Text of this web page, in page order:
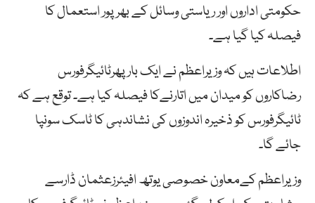
حکومتی اداروں اور ریاستی وسائل کے بھرپور استعمال کا
فیصلہ کیا گیا ہے۔
اطلاعات ہیں کہ وزیراعظم نے ایک بار پھرٹائیگرفورس
رضاکاروں کو میدان میں اتارنےکا فیصلہ کیا ہے۔ توقع ہے کہ
ٹائیگرفورس کو ذخیرہ اندوزوں کی نشاندہی کا ٹاسک سونپا
جائے گا۔
وزیراعظم کےمعاون خصوصی یوتھ افیئرزعثمان ڈارسے